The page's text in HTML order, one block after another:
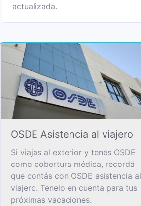
actualizada.
OSDE Asistencia al viajero
Si viajas al exterior y tenés OSDE
como cobertura médica, recordá
que contás con OSDE asistencia al
viajero. Tenelo en cuenta para tus
próximas vacaciones.